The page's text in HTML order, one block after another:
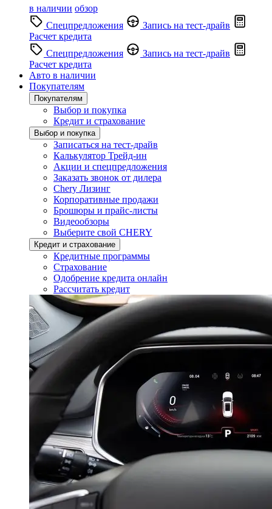
в наличии обзор
Спецпредложения
Запись на тест-драйв
Расчет кредита
Спецпредложения
Запись на тест-драйв
Расчет кредита
Авто в наличии
Покупателям
Покупателям
Выбор и покупка
Кредит и страхование
Выбор и покупка
Записаться на тест-драйв
Калькулятор Трейд-ин
Акции и спецпредложения
Заказать звонок от дилера
Chery Лизинг
Корпоративные продажи
Брошюры и прайс-листы
Видеообзоры
Выберите свой CHERY
Кредит и страхование
Кредитные программы
Страхование
Одобрение кредита онлайн
Рассчитать кредит